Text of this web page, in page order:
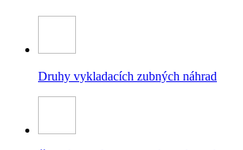
Druhy vykladacích zubných náhrad